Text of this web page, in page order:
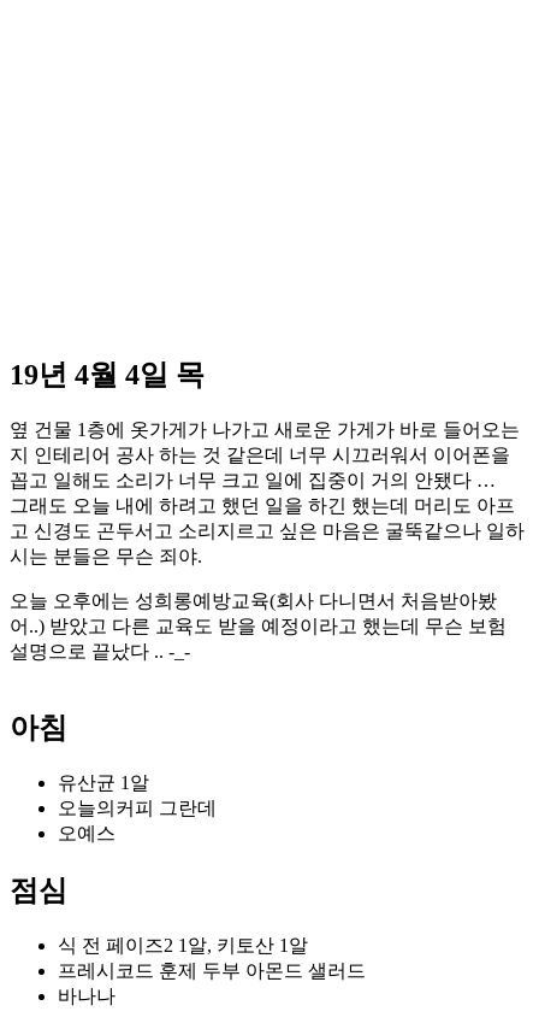
19년 4월 4일 목
옆 건물 1층에 옷가게가 나가고 새로운 가게가 바로 들어오는
지 인테리어 공사 하는 것 같은데 너무 시끄러워서 이어폰을
꼽고 일해도 소리가 너무 크고 일에 집중이 거의 안됐다 …
그래도 오늘 내에 하려고 했던 일을 하긴 했는데 머리도 아프
고 신경도 곤두서고 소리지르고 싶은 마음은 굴뚝같으나 일하
시는 분들은 무슨 죄야.
오늘 오후에는 성희롱예방교육(회사 다니면서 처음받아봤
어..) 받았고 다른 교육도 받을 예정이라고 했는데 무슨 보험
설명으로 끝났다 .. -_-
아침
유산균 1알
오늘의커피 그란데
오예스
점심
식 전 페이즈2 1알, 키토산 1알
프레시코드 훈제 두부 아몬드 샐러드
바나나